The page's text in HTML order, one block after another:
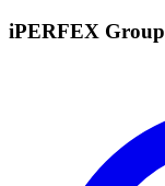
iPERFEX Group